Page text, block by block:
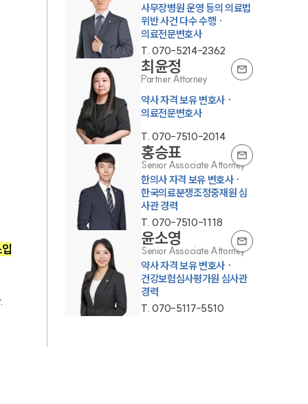
사무장병원 운영 등의 의료법
위반 사건 다수 수행 ·
의료전문변호사
T.070-5214-2362
최윤정
Partner Attorney
약사 자격 보유 변호사 ·
의료전문변호사
T.070-7510-2014
홍승표
Senior Associate Attorney
한의사 자격 보유 변호사 ·
한국의료분쟁조정중재원 심
사관 경력
T.070-7510-1118
윤소영
Senior Associate Attorney
약사 자격 보유 변호사 ·
건강보험심사평가원 심사관
경력
T.070-5117-5510